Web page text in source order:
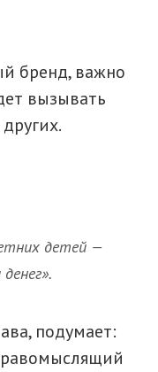
бренд, важно
вызывать
детей —
подумает: